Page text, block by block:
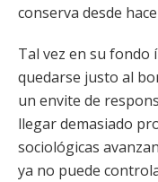
conserva desde
Tal vez en su fondo
quedarse justo al
un envite de
llegar demasiado
sociológicas
ya no puede